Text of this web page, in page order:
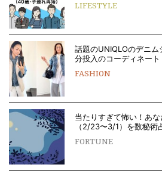
LIFESTYLE
話題のUNIQLOのデニ
分投入のコーディネート
FASHION
当たりすぎて怖い！あ
（2/23〜3/1）を数秘術
FORTUNE